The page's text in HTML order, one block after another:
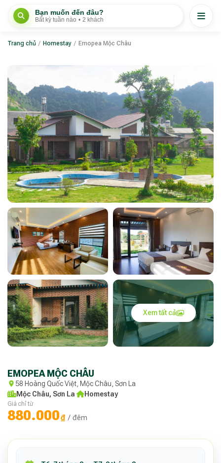
Bạn muốn đến đâu?
Bất kỳ tuần nào • 2 khách
Trang chủ / Homestay / Emopea Mộc Châu
Xem tất cả
EMOPEA MỘC CHÂU
58 Hoàng Quốc Việt, Mộc Châu, Sơn La
Mộc Châu, Sơn La· Homestay
Giá chỉ từ
880.000₫ / đêm